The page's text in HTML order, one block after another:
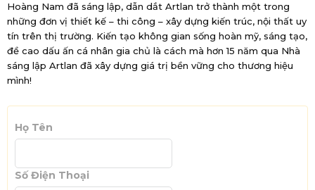
Hoàng Nam đã sáng lập, dẫn dắt Artlan trở thành một trong
những đơn vị thiết kế – thi công – xây dựng kiến trúc, nội thất uy
tín trên thị trường. Kiến tạo không gian sống hoàn mỹ, sáng tạo,
đề cao dấu ấn cá nhân gia chủ là cách mà hơn 15 năm qua Nhà
sáng lập Artlan đã xây dựng giá trị bền vững cho thương hiệu
mình!
Họ Tên
Số Điện Thoại